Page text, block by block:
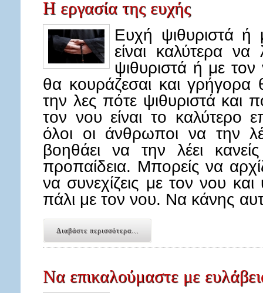
Η εργασία της ευχής
Ευχή ψιθυριστά
είναι καλύτερα
ψιθυριστά ή με
θα κουράζεσαι και γρήγορα
την λες πότε ψιθυριστά και
τον νου είναι το καλύτερο
όλοι οι άνθρωποι να την
βοηθάει να την λέει
προπαίδεια. Μπορείς να
να συνεχίζεις με τον νου
πάλι με τον νου. Να κάνης
Διαβάστε περισσότερα...
Να επικαλούμαστε με